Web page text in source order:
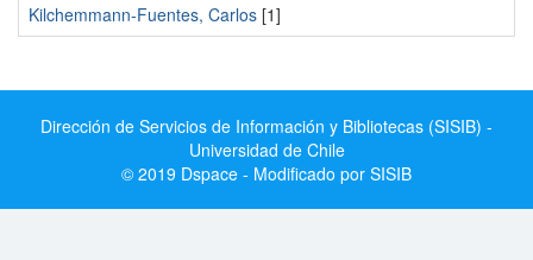
Kilchemmann-Fuentes, Carlos [1]
Dirección de Servicios de Información y Bibliotecas (SISIB) -
Universidad de Chile
© 2019 Dspace - Modificado por SISIB